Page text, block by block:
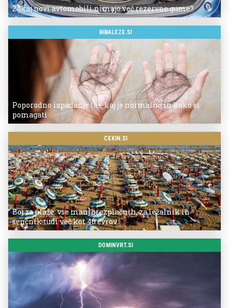
Zakaj novi avtomobili nimajo več rezervne gume?
BIBALEZE.SI
Poporodno izpadanje las: kaj je normalno in kako si
pomagati
CEKIN.SI
Boj za plaže: vse manj brezplačnih, za ležalnik in
senčnik tudi več kot 40 evrov
DOMINVRT.SI